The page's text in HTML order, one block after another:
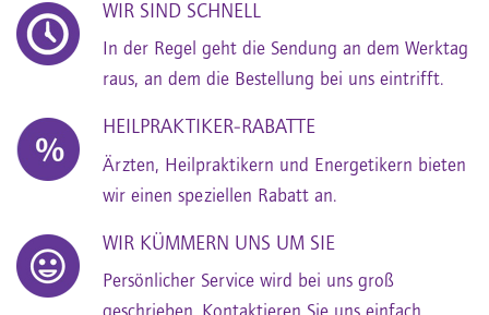
WIR SIND SCHNELL
In der Regel geht die Sendung an dem Werktag
raus, an dem die Bestellung bei uns eintrifft.
HEILPRAKTIKER-RABATTE
Ärzten, Heilpraktikern und Energetikern bieten
wir einen speziellen Rabatt an.
WIR KÜMMERN UNS UM SIE
Persönlicher Service wird bei uns groß